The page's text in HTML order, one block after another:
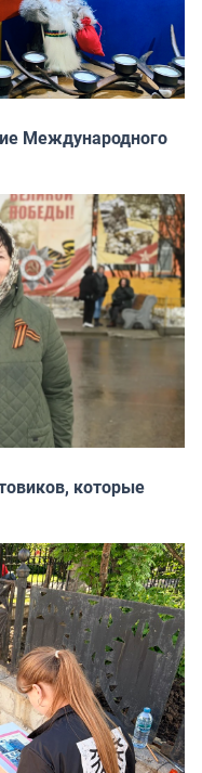
Международного
которые